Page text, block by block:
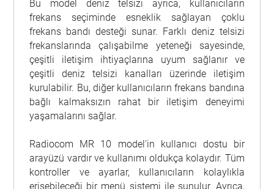
Bu model deniz telsizi ayrıca, kullanıcıların
frekans seçiminde esneklik sağlayan çoklu
frekans bandı desteği sunar. Farklı deniz telsizi
frekanslarında çalışabilme yeteneği sayesinde,
çeşitli iletişim ihtiyaçlarına uyum sağlanır ve
çeşitli deniz telsizi kanalları üzerinde iletişim
kurulabilir. Bu, diğer kullanıcıların frekans bandına
bağlı kalmaksızın rahat bir iletişim deneyimi
yaşamalarını sağlar.
Radiocom MR 10 model'in kullanıcı dostu bir
arayüzü vardır ve kullanımı oldukça kolaydır. Tüm
kontroller ve ayarlar, kullanıcıların kolaylıkla
erişebileceği bir menü sistemi ile sunulur. Ayrıca,